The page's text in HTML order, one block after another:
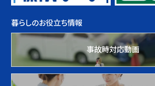
暮らしのお役立ち情報
事故時対応動画